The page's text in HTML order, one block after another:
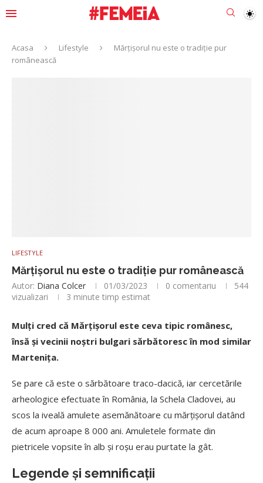
Acasa Lifestyle
Mărțișorul nu este o tradiție pur
românească
LIFESTYLE
Mărțișorul nu este o tradiție pur românească
Autor: Diana Colcer 01/03/2023 0 comentariu
544
vizualizari
3 minute timp estimat
Mulți cred că Mărțișorul este ceva tipic românesc,
însă și vecinii noștri bulgari sărbătoresc în mod similar
Martenița.
Se pare că este o sărbătoare traco-dacică, iar cercetările
arheologice efectuate în România, la Schela Cladovei, au
scos la iveală amulete asemănătoare cu mărțișorul datând
de acum aproape 8 000 ani. Amuletele formate din
pietricele vopsite în alb și roșu erau purtate la gât.
Legende și semnificații